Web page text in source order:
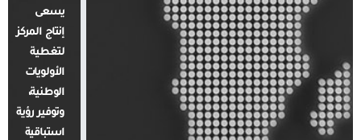
يسعى
إنتاج المركز
لتغطية
الأولويات
الوطنية،
وتوفير رؤية
استباقية